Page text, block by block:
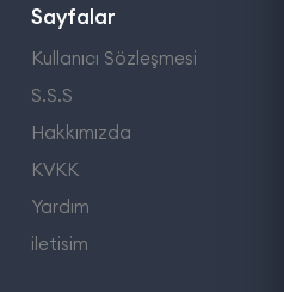
Sayfalar
Kullanıcı Sözleşmesi
S.S.S
Hakkımızda
KVKK
Yardım
iletisim